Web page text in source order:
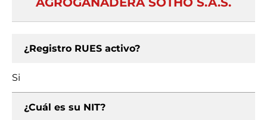
¿Registro RUES activo?
Si
¿Cuál es su NIT?